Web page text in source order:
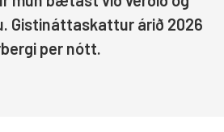
Tilboð
Alda Hótel Reykjavík
Gistináttaskattur árið 2026
per nótt.